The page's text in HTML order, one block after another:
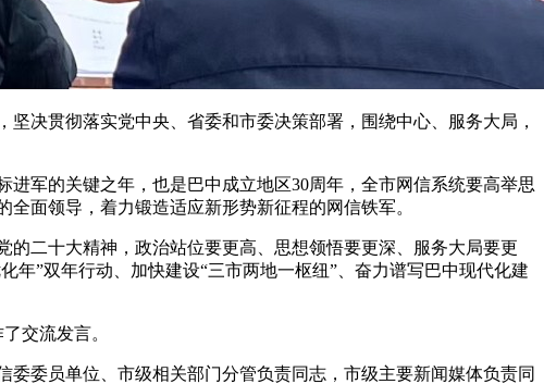
决贯彻落实党中央、省委和市委决策部署，围绕中心、服务大局，
军的关键之年，也是巴中成立地区30周年，全市网信系统要高举思
面领导，着力锻造适应新形势新征程的网信铁军。
二十大精神，政治站位要更高、思想领悟要更深、服务大局要更
年”双年行动、加快建设“三市两地一枢纽”、奋力谱写巴中现代化建
交流发言。
委员单位、市级相关部门分管负责同志，市级主要新闻媒体负责同